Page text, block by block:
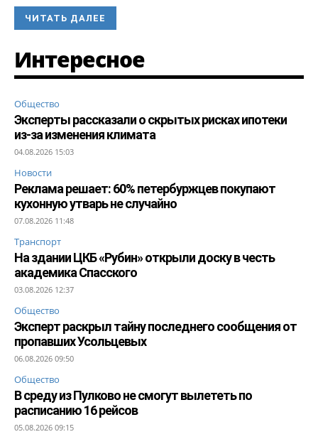
ЧИТАТЬ ДАЛЕЕ
Интересное
Общество
Эксперты рассказали о скрытых рисках ипотеки
из-за изменения климата
04.08.2026 15:03
Новости
Реклама решает: 60% петербуржцев покупают
кухонную утварь не случайно
07.08.2026 11:48
Транспорт
На здании ЦКБ «Рубин» открыли доску в честь
академика Спасского
03.08.2026 12:37
Общество
Эксперт раскрыл тайну последнего сообщения от
пропавших Усольцевых
06.08.2026 09:50
Общество
В среду из Пулково не смогут вылететь по
расписанию 16 рейсов
05.08.2026 09:15